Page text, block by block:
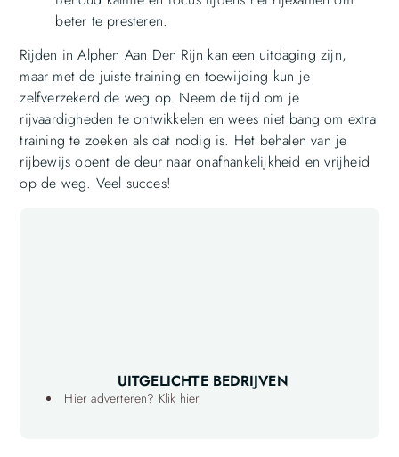
beter te presteren.
Rijden in Alphen Aan Den Rijn kan een uitdaging zijn,
maar met de juiste training en toewijding kun je
zelfverzekerd de weg op. Neem de tijd om je
rijvaardigheden te ontwikkelen en wees niet bang om extra
training te zoeken als dat nodig is. Het behalen van je
rijbewijs opent de deur naar onafhankelijkheid en vrijheid
op de weg. Veel succes!
UITGELICHTE BEDRIJVEN
Hier adverteren? Klik hier